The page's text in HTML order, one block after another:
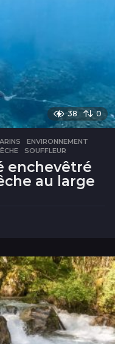
38 0
,ENVIRONNEMENT
,SOUFFLEUR
enchevêtré
au large